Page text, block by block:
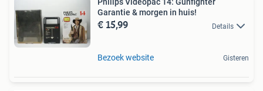
Philips Videopac 14: Gunfighter
Garantie & morgen in huis!
€ 15,99 Details
Bezoek website Gisteren